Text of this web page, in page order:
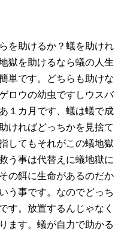
を助けるか？蟻を助けれ
獄を助けるなら蟻の人生
単です。どちらも助けな
ロウの幼虫ですしウスバ
１カ月です、蟻は蟻で成
ければどっちかを見捨て
してもそれがこの蟻地獄
う事は代替えに蟻地獄に
の餌に生命があるのだか
う事です。なのでどっち
す。放置するんじゃなく
ます。蟻が自力で助かる